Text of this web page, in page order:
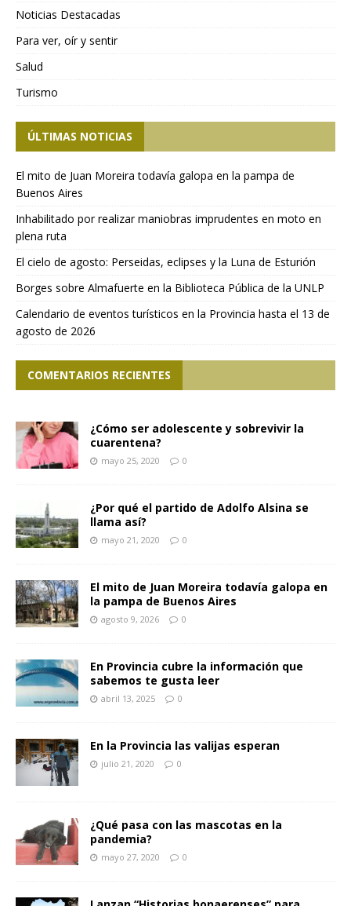
Noticias Destacadas
Para ver, oír y sentir
Salud
Turismo
ÚLTIMAS NOTICIAS
El mito de Juan Moreira todavía galopa en la pampa de
Buenos Aires
Inhabilitado por realizar maniobras imprudentes en moto en
plena ruta
El cielo de agosto: Perseidas, eclipses y la Luna de Esturión
Borges sobre Almafuerte en la Biblioteca Pública de la UNLP
Calendario de eventos turísticos en la Provincia hasta el 13 de
agosto de 2026
COMENTARIOS RECIENTES
¿Cómo ser adolescente y sobrevivir la
cuarentena?
mayo 25, 2020 0
¿Por qué el partido de Adolfo Alsina se
llama así?
mayo 21, 2020 0
El mito de Juan Moreira todavía galopa en
la pampa de Buenos Aires
agosto 9, 2026 0
En Provincia cubre la información que
sabemos te gusta leer
abril 13, 2025 0
En la Provincia las valijas esperan
julio 21, 2020 0
¿Qué pasa con las mascotas en la
pandemia?
mayo 27, 2020 0